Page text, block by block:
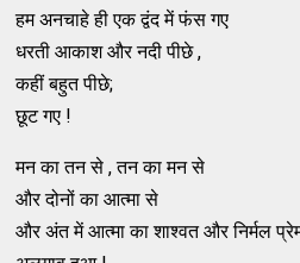
हम अनचाहे ही एक द्वंद में फंस गए
धरती आकाश और नदी पीछे ,
कहीं बहुत पीछे;
छूट गए !
मन का तन से , तन का मन से
और दोनों का आत्मा से
और अंत में आत्मा का शाश्वत और निर्मल